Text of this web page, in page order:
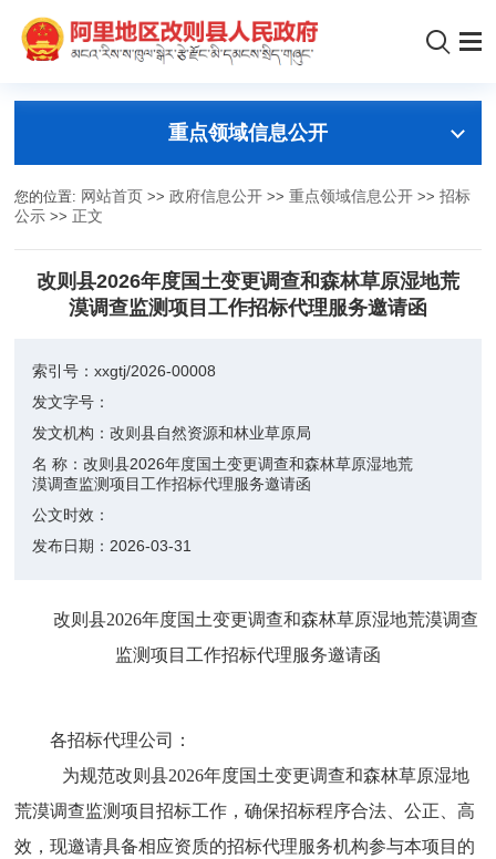
重点领域信息公开
您的位置: 网站首页 >>政府信息公开 >>重点领域信息公开 >>招标
公示 >> 正文
改则县2026年度国土变更调查和森林草原湿地荒
漠调查监测项目工作招标代理服务邀请函
索引号：xxgtj/2026-00008
发文字号：
发文机构：改则县自然资源和林业草原局
名 称：改则县2026年度国土变更调查和森林草原湿地荒
漠调查监测项目工作招标代理服务邀请函
公文时效：
发布日期： 2026-03-31
改则县2026年度国土变更调查和森林草原湿地荒漠调查
监测项目 工作招标代理服务邀请函
各招标代理公司：
为规范改则县2026年度国土变更调查和森林草原湿地
荒漠调查监测项目招标工作，确保招标程序合法、公正、高
效，现邀请具备相应资质的招标代理服务机构参与本项目的